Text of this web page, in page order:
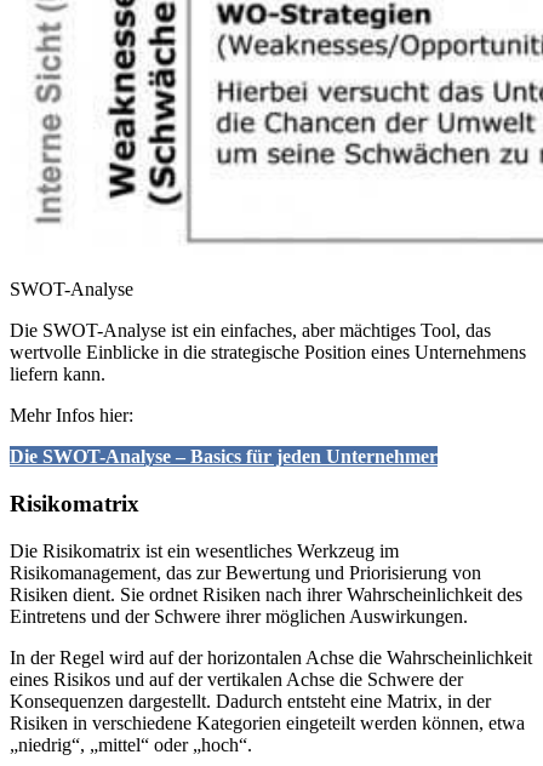
SWOT-Analyse
Die SWOT-Analyse ist ein einfaches, aber mächtiges Tool, das
wertvolle Einblicke in die strategische Position eines Unternehmens
liefern kann.
Mehr Infos hier:
Die SWOT-Analyse – Basics für jeden Unternehmer
Risikomatrix
Die Risikomatrix ist ein wesentliches Werkzeug im
Risikomanagement, das zur Bewertung und Priorisierung von
Risiken dient. Sie ordnet Risiken nach ihrer Wahrscheinlichkeit des
Eintretens und der Schwere ihrer möglichen Auswirkungen.
In der Regel wird auf der horizontalen Achse die Wahrscheinlichkeit
eines Risikos und auf der vertikalen Achse die Schwere der
Konsequenzen dargestellt. Dadurch entsteht eine Matrix, in der
Risiken in verschiedene Kategorien eingeteilt werden können, etwa
„niedrig“, „mittel“ oder „hoch“.